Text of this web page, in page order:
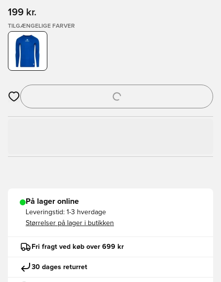
199 kr.
TILGÆNGELIGE FARVER
Åbner en Modal til at logge ind eller tilmelde dig som medlem
På lager online
Leveringstid: 1-3 hverdage
Størrelser på lager i butikken
Fri fragt ved køb over 699 kr
30 dages returret